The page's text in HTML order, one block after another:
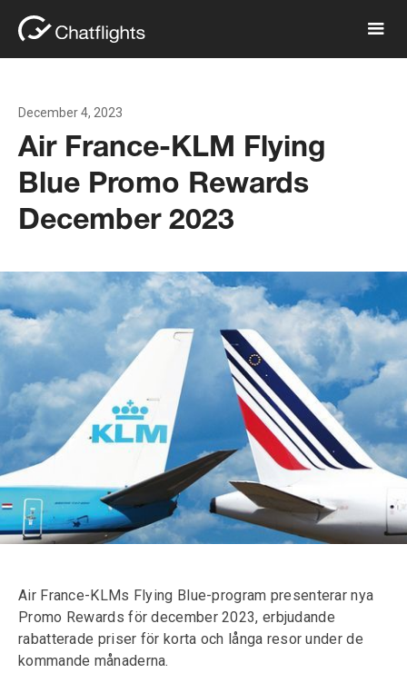
December 4, 2023
Air France-KLM Flying
Blue Promo Rewards
December 2023
Air France-KLMs Flying Blue-program presenterar nya
Promo Rewards för december 2023, erbjudande
rabatterade priser för korta och långa resor under de
kommande månaderna.